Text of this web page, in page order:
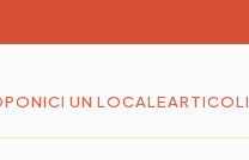
UN LOCALEARTICOLI